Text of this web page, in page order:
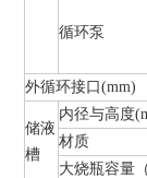
循环泵
外循环接口(mm)
储液
槽
内径与高度
材质
大烧瓶容量